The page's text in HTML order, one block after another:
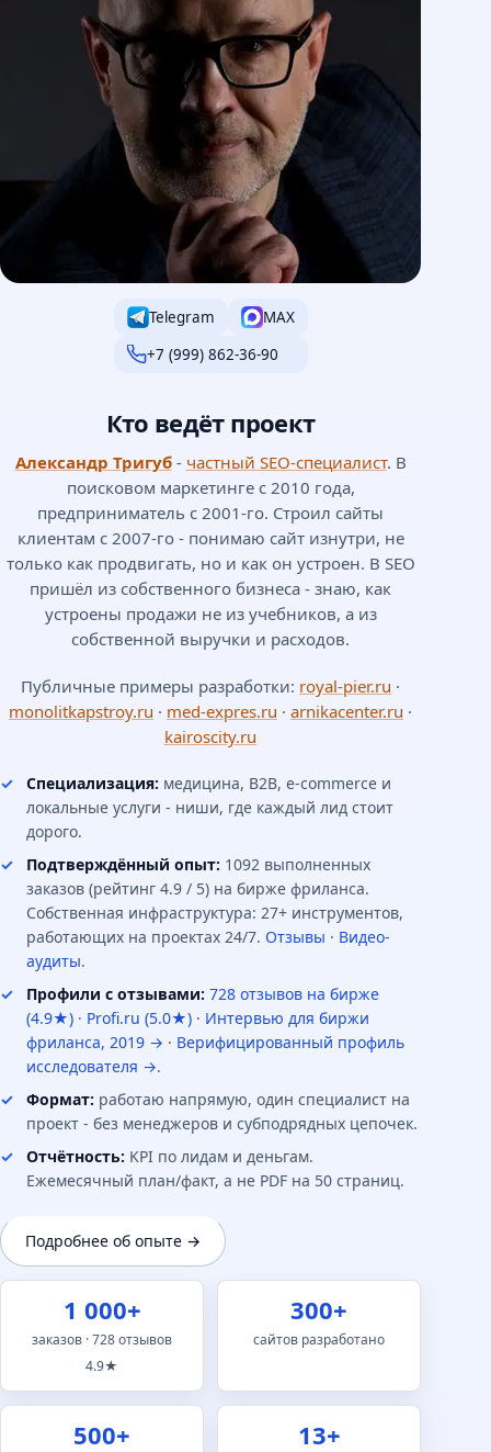
Telegram
MAX
+7 (999) 862-36-90
Кто ведёт проект
Александр Тригуб- частный SEO-специалист. В
поисковом маркетинге с 2010 года,
предприниматель с 2001-го. Строил сайты
клиентам с 2007-го - понимаю сайт изнутри, не
только как продвигать, но и как он устроен. В SEO
пришёл из собственного бизнеса - знаю, как
устроены продажи не из учебников, а из
собственной выручки и расходов.
Публичные примеры разработки: royal-pier.ru ·
monolitkapstroy.ru · med-expres.ru · arnikacenter.ru ·
kairoscity.ru
Специализация: медицина, B2B, e-commerce и
локальные услуги - ниши, где каждый лид стоит
дорого.
Подтверждённый опыт: 1092 выполненных
заказов (рейтинг 4.9 / 5) на бирже фриланса.
Собственная инфраструктура: 27+ инструментов,
работающих на проектах 24/7. Отзывы · Видео-
аудиты.
Профили с отзывами: 728 отзывов на бирже
(4.9★) · Profi.ru (5.0★) · Интервью для биржи
фриланса, 2019 → · Верифицированный профиль
исследователя →.
Формат: работаю напрямую, один специалист на
проект - без менеджеров и субподрядных цепочек.
Отчётность: KPI по лидам и деньгам.
Ежемесячный план/факт, а не PDF на 50 страниц.
Подробнее об опыте →
1 000+
заказов · 728 отзывов
4.9★
300+
сайтов разработано
500+ 13+